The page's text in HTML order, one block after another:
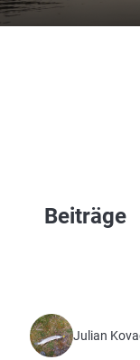
Beiträge
Julian